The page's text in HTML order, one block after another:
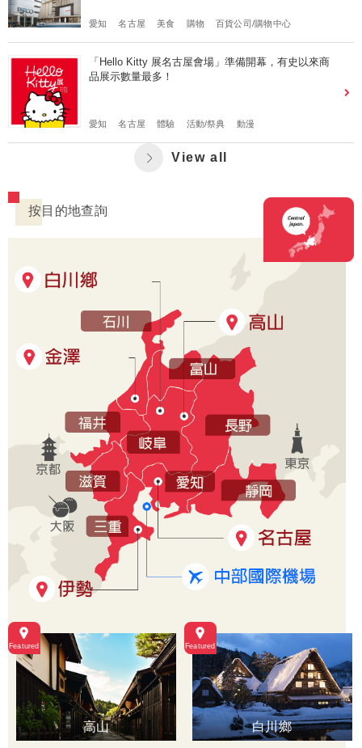
愛知 名古屋 美食 購物 百貨公司/購物中心
「Hello Kitty 展名古屋會場」準備開幕，有史以來商
品展示數量最多！
愛知 名古屋 體驗 活動/祭典 動漫
View all
按目的地查詢
高山 白川鄉